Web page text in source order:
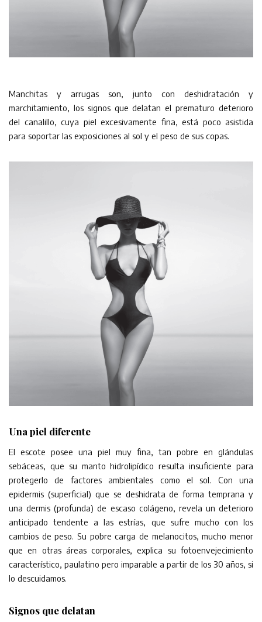
Manchitas y arrugas son, junto con deshidratación y
marchitamiento, los signos que delatan el prematuro deterioro
del canalillo, cuya piel excesivamente fina, está poco asistida
para soportar las exposiciones al sol y el peso de sus copas.
Una piel diferente
El escote posee una piel muy fina, tan pobre en glándulas
sebáceas, que su manto hidrolipídico resulta insuficiente para
protegerlo de factores ambientales como el sol. Con una
epidermis (superficial) que se deshidrata de forma temprana y
una dermis (profunda) de escaso colágeno, revela un deterioro
anticipado tendente a las estrías, que sufre mucho con los
cambios de peso. Su pobre carga de melanocitos, mucho menor
que en otras áreas corporales, explica su fotoenvejecimiento
característico, paulatino pero imparable a partir de los 30 años, si
lo descuidamos.
Signos que delatan